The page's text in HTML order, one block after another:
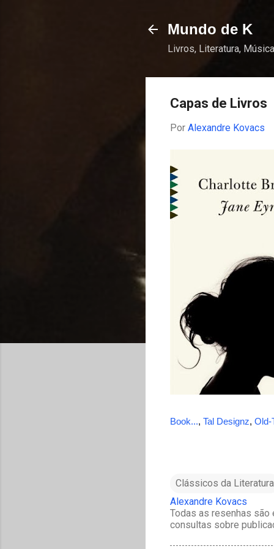
Mundo de K
Livros, Literatura,
Capas de Livros
Por Alexandre Kovacs
Book..., Tal Designz, Old-
Clássicos da Literatura
Alexandre Kovacs
Todas as resenhas são
consultas sobre